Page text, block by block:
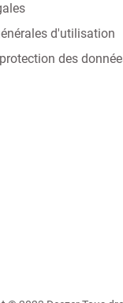
d'utilisation
des